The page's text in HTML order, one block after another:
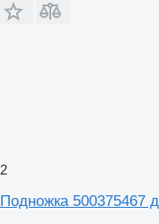
2
Подножка 500375467